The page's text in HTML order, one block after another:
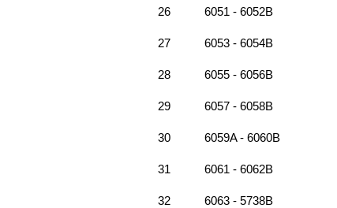
26 6051 - 6052B
27 6053 - 6054B
28 6055 - 6056B
29 6057 - 6058B
30 6059A - 6060B
31 6061 - 6062B
32 6063 - 5738B